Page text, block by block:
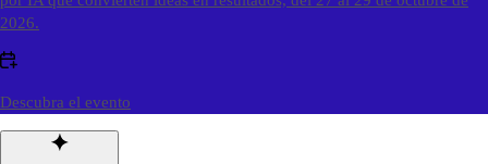
2026.
Descubra el evento